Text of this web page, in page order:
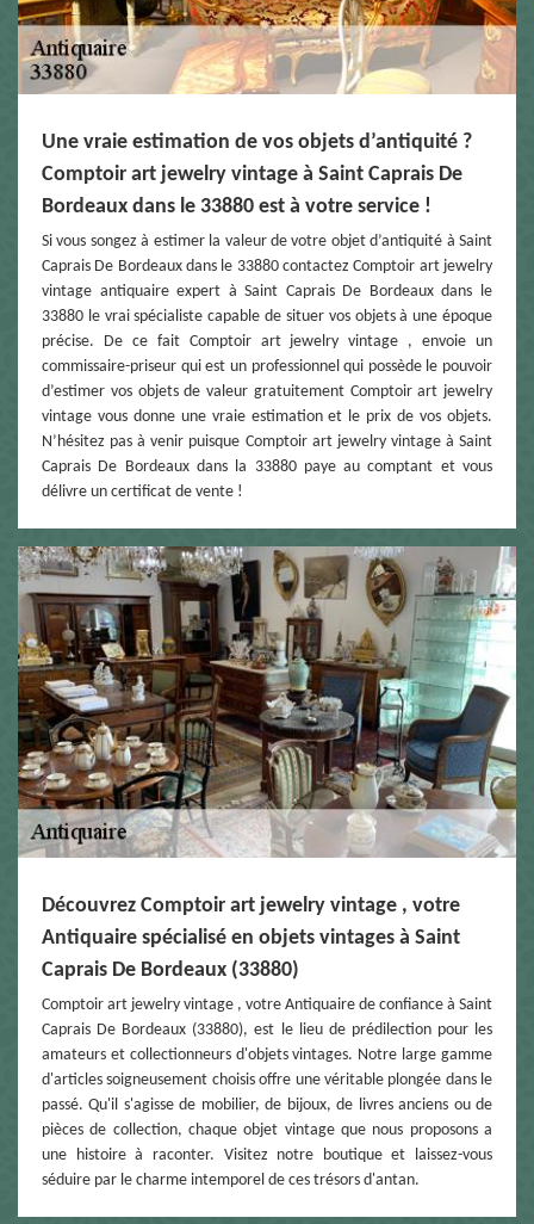
Une vraie estimation de vos objets d’antiquité ?
Comptoir art jewelry vintage à Saint Caprais De
Bordeaux dans le 33880 est à votre service !
Si vous songez à estimer la valeur de votre objet d’antiquité à Saint
Caprais De Bordeaux dans le 33880 contactez Comptoir art jewelry
vintage antiquaire expert à Saint Caprais De Bordeaux dans le
33880 le vrai spécialiste capable de situer vos objets à une époque
précise. De ce fait Comptoir art jewelry vintage , envoie un
commissaire-priseur qui est un professionnel qui possède le pouvoir
d’estimer vos objets de valeur gratuitement Comptoir art jewelry
vintage vous donne une vraie estimation et le prix de vos objets.
N’hésitez pas à venir puisque Comptoir art jewelry vintage à Saint
Caprais De Bordeaux dans la 33880 paye au comptant et vous
délivre un certificat de vente !
Découvrez Comptoir art jewelry vintage , votre
Antiquaire spécialisé en objets vintages à Saint
Caprais De Bordeaux (33880)
Comptoir art jewelry vintage , votre Antiquaire de confiance à Saint
Caprais De Bordeaux (33880), est le lieu de prédilection pour les
amateurs et collectionneurs d'objets vintages. Notre large gamme
d'articles soigneusement choisis offre une véritable plongée dans le
passé. Qu'il s'agisse de mobilier, de bijoux, de livres anciens ou de
pièces de collection, chaque objet vintage que nous proposons a
une histoire à raconter. Visitez notre boutique et laissez-vous
séduire par le charme intemporel de ces trésors d'antan.